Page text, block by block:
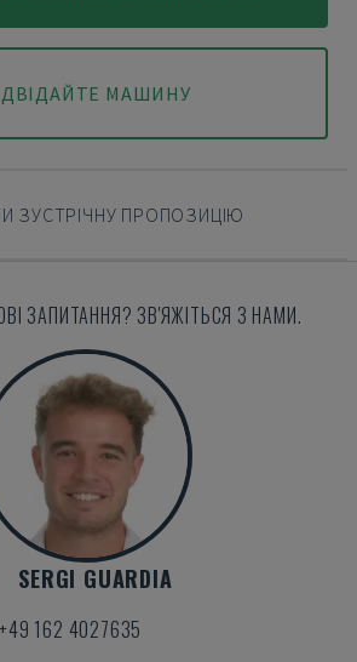
МАШИНУ
ЗУСТРІЧНУ ПРОПОЗИЦІЮ
ЗАПИТАННЯ? ЗВ'ЯЖІТЬСЯ З НАМИ.
SERGI GUARDIA
+49 162 4027635